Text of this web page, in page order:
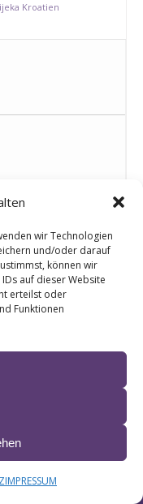
wir Technologien
und/oder darauf
können wir
auf dieser Website
erteilst oder
Funktionen
IMPRESSUM
Kroatien
und Reiner Kirsten live
Hits von Liane &
am 02.06.26
Bar.
Esser